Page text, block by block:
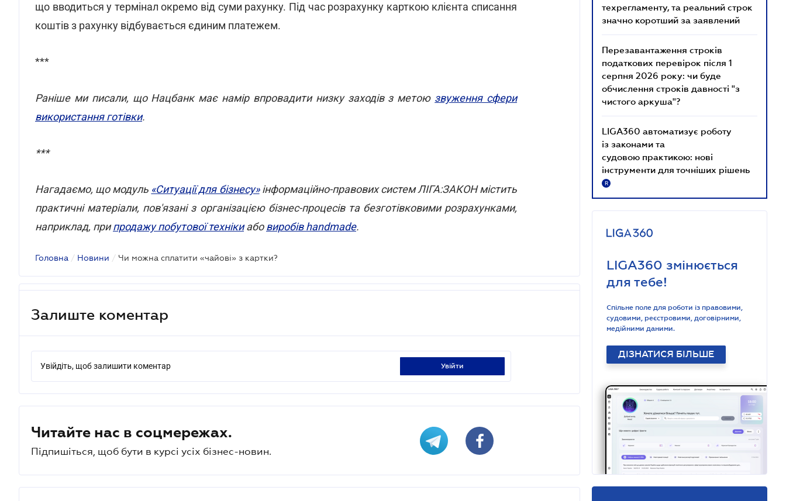
що вводиться у термінал окремо від суми рахунку. Під час розрахунку карткою клієнта списання
коштів з рахунку відбувається єдиним платежем.
***
Раніше ми писали, що Нацбанк має намір впровадити низку заходів з метою звуження сфери
використання готівки.
***
Нагадаємо, що модуль «Ситуації для бізнесу»інформаційно-правових систем ЛІГА:ЗАКОН містить
практичні матеріали, пов'язані з організацією бізнес-процесів та безготівковими розрахунками,
наприклад, припродажу побутової технікиабовиробів handmade.
Головна / Новини / Чи можна сплатити «чайові» з картки?
Залиште коментар
Увійдіть, щоб залишити коментар увійти
Читайте нас в соцмережах.
Підпишіться, щоб бути в курсі усіх бізнес-новин.
техрегламенту, та реальний строк
значно коротший за заявлений
Перезавантаження строків
податкових перевірок після 1
серпня 2026 року: чи буде
обчислення строків давності "з
чистого аркуша"?
LIGA360 автоматизує роботу
із законами та
судовою практикою: нові
інструменти для точніших рішень
R
LIGA360 змінюється
для тебе!
Спільне поле для роботи із правовими,
судовими, реєстровими, договірними,
медійними даними.
ДІЗНАТИСЯ БІЛЬШЕ